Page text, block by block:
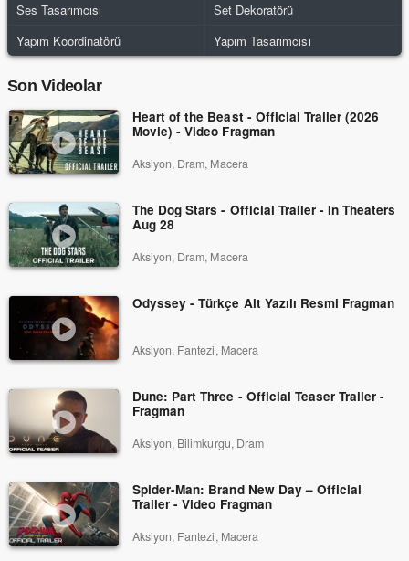
Ses Tasarımcısı
Set Dekoratörü
Yapım Koordinatörü
Yapım Tasarımcısı
Son Videolar
Heart of the Beast - Official Trailer (2026
Movie) - Video Fragman
Aksiyon, Dram, Macera
The Dog Stars - Official Trailer - In Theaters
Aug 28
Aksiyon, Dram, Macera
Odyssey - Türkçe Alt Yazılı Resmi Fragman
Aksiyon, Fantezi, Macera
Dune: Part Three - Official Teaser Trailer -
Fragman
Aksiyon, Bilimkurgu, Dram
Spider-Man: Brand New Day – Official
Trailer - Video Fragman
Aksiyon, Fantezi, Macera